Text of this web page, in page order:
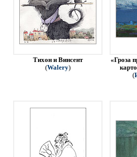
Тихон и Винсент
(Walery)
«Гроза
(